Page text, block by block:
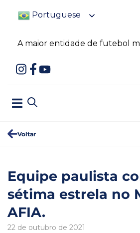
Portuguese
A maior entidade de futebol
Voltar
Equipe paulista
sétima estrela no
AFIA.
22 de outubro de 2021